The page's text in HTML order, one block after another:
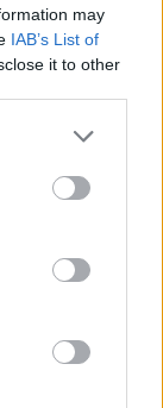
may
IAB’s List of
it to other